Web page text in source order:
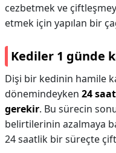
cezbetmek ve
etmek için yapılan bir
Kediler 1 günde
Dişi bir kedinin hamile
dönemindeyken 24
gerekir. Bu sürecin
belirtilerinin azalmaya
24 saatlik bir süreçte